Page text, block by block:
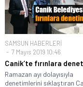
SAMSUN HABERLERİ
7 Mayıs 2019 10:46
Canik’te fırınlara
Ramazan ayı dolayısıyla
denetimlerini sıklaştıran